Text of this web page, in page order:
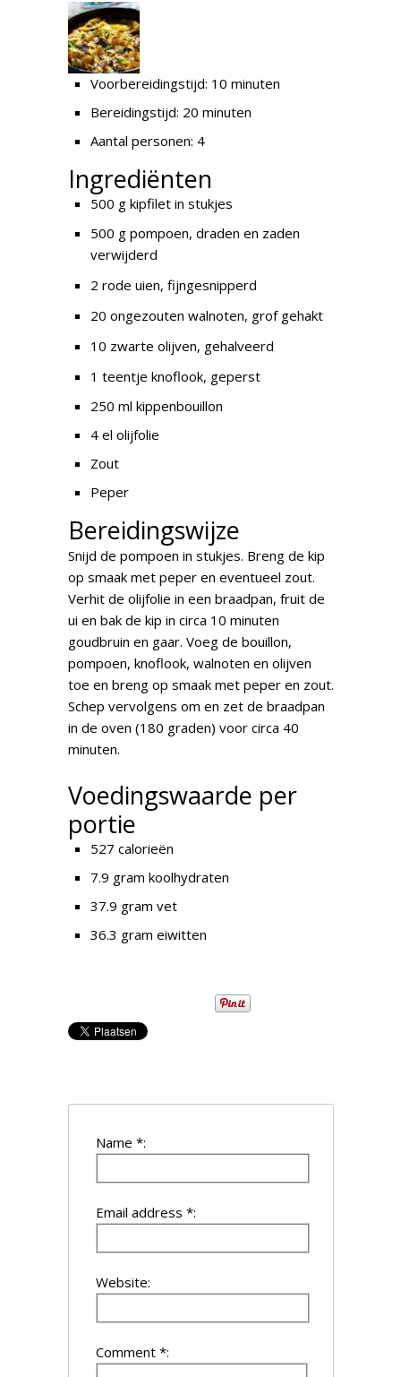
Voorbereidingstijd: 10 minuten
Bereidingstijd: 20 minuten
Aantal personen: 4
Ingrediënten
500 g kipfilet in stukjes
500 g pompoen,draden en zaden
verwijderd
2 rode uien,fijngesnipperd
20 ongezouten walnoten, grof gehakt
10 zwarte olijven, gehalveerd
1 teentje knoflook, geperst
250 ml kippenbouillon
4 el olijfolie
Zout
Peper
Bereidingswijze
Snijd de pompoen in stukjes. Breng de kip
op smaak met peper en eventueel zout.
Verhit de olijfolie in een braadpan, fruit de
ui en bak de kip in circa 10 minuten
goudbruin en gaar. Voeg de bouillon,
pompoen, knoflook, walnoten en olijven
toe en breng op smaak met peper en zout.
Schep vervolgens om en zet de braadpan
in de oven (180 graden) voor circa 40
minuten.
Voedingswaarde per
portie
527 calorieën
7.9 gram koolhydraten
37.9 gram vet
36.3 gram eiwitten
Name *:
Email address *:
Website:
Comment *: